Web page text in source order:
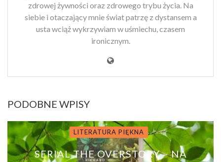
zdrowej żywności oraz zdrowego trybu życia. Na
siebie i otaczający mnie świat patrzę z dystansem a
usta wciąż wykrzywiam w uśmiechu, czasem
ironicznym.
PODOBNE WPISY
LITERATURA PIĘKNA
SERIAL THE OVERSTORY – NA